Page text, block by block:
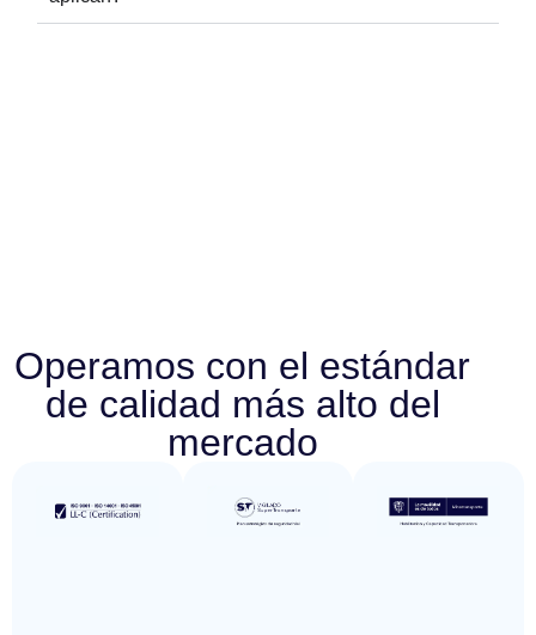
Operamos con el estándar
de calidad más alto del
mercado